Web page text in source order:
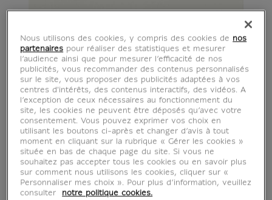
Nous utilisons des cookies, y compris des cookies de nos
partenaires pour réaliser des statistiques et mesurer
l’audience ainsi que pour mesurer l’efficacité de nos
publicités, vous recommander des contenus personnalisés
sur le site, vous proposer des publicités adaptées à vos
centres d'intérêts, des contenus interactifs, des vidéos. A
l’exception de ceux nécessaires au fonctionnement du
site, les cookies ne peuvent être déposés qu’avec votre
consentement. Vous pouvez exprimer vos choix en
utilisant les boutons ci-après et changer d’avis à tout
moment en cliquant sur la rubrique « Gérer les cookies »
située en bas de chaque page du site. Si vous ne
souhaitez pas accepter tous les cookies ou en savoir plus
sur comment nous utilisons les cookies, cliquer sur «
Personnaliser mes choix ». Pour plus d’information, veuillez
consulter
notre politique cookies.